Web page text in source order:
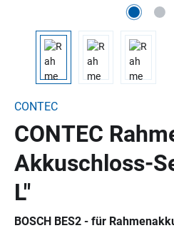
CONTEC
CONTEC
Akkuschloss-
L"
BOSCH BES2 - für